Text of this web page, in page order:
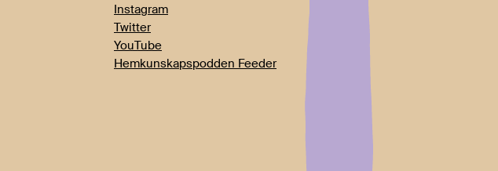
Instagram
Twitter
YouTube
Hemkunskapspodden Feeder